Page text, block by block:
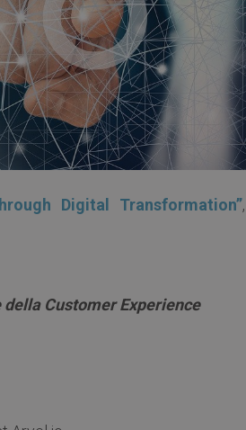
Digital Transformation”
Customer Experience